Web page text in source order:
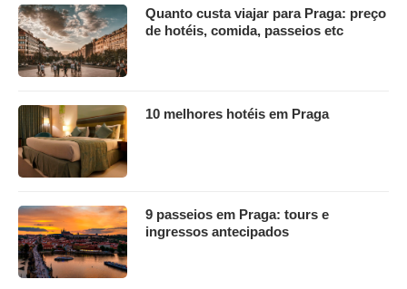
Quanto custa viajar para Praga: preço
de hotéis, comida, passeios etc
10 melhores hotéis em Praga
9 passeios em Praga: tours e
ingressos antecipados